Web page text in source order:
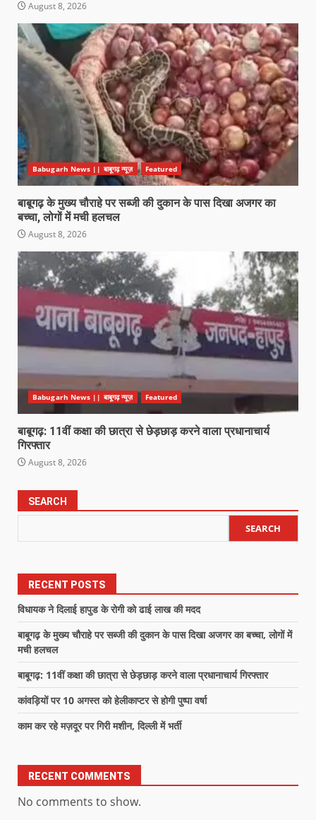
August 8, 2026
Babugarh News || बाबूगढ़ न्यूज़ Featured
बाबूगढ़ के मुख्य चौराहे पर सब्जी की दुकान के पास दिखा अजगर का
बच्चा, लोगों में मची हलचल
August 8, 2026
Babugarh News || बाबूगढ़ न्यूज़ Featured
बाबूगढ़: 11वीं कक्षा की छात्रा से छेड़छाड़ करने वाला प्रधानाचार्य
गिरफ्तार
August 8, 2026
SEARCH
SEARCH
RECENT POSTS
विधायक ने दिलाई हापुड के रोगी को ढाई लाख की मदद
बाबूगढ़ के मुख्य चौराहे पर सब्जी की दुकान के पास दिखा अजगर का बच्चा, लोगों में
मची हलचल
बाबूगढ़: 11वीं कक्षा की छात्रा से छेड़छाड़ करने वाला प्रधानाचार्य गिरफ्तार
कांवड़ियों पर 10 अगस्त को हेलीकाप्टर से होगी पुष्पा वर्षा
काम कर रहे मज़दूर पर गिरी मशीन, दिल्ली में भर्ती
RECENT COMMENTS
No comments to show.